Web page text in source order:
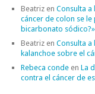
Beatriz en Consulta a
cáncer de colon se
bicarbonato sódico?»
Beatriz en Consulta a
kalanchoe sobre el
Rebeca conde en La
contra el cáncer de